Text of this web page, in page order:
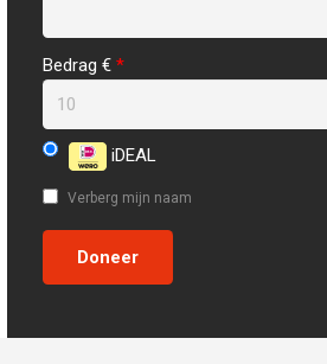
Bedrag €*
iDEAL
Verberg mijn naam